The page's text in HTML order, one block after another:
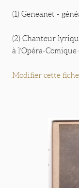
(1) Geneanet -
(2) Chanteur
à l’Opéra-Comique
Modifier cette fiche